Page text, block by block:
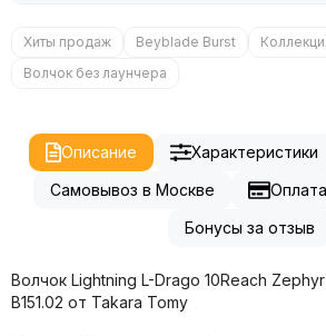
Хиты продаж Beyblade Burst
Волчок без лаунчера
Описание Характеристики
Самовывоз в Москве
Оплата
Бонусы за отзыв
Волчок Lightning L-Drago 10Reach
B151.02 от Takara Tomy